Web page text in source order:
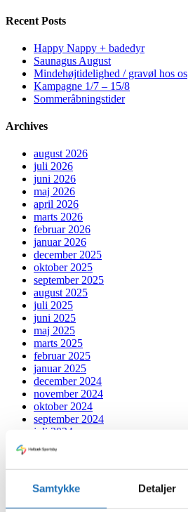
Samtykke Detaljer
Recent Posts
Happy Nappy + badedyr
Saunagus August
Mindehøjtidelighed / gravøl hos os
Kampagne 1/7 – 15/8
Sommeråbningstider
Archives
august 2026
juli 2026
juni 2026
maj 2026
april 2026
marts 2026
februar 2026
januar 2026
december 2025
oktober 2025
september 2025
august 2025
juli 2025
juni 2025
maj 2025
marts 2025
februar 2025
januar 2025
december 2024
november 2024
oktober 2024
september 2024
juli 2024
juni 2024
april 2024
marts 2024
februar 2024
januar 2024